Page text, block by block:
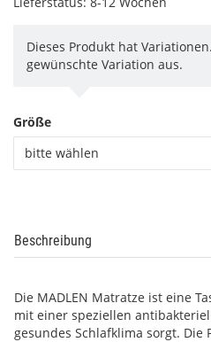
Dieses Produkt hat
gewünschte Variation aus.
Größe
bitte wählen
Beschreibung
Die MADLEN Matratze ist eine
mit einer speziellen
gesundes Schlafklima sorgt. Die